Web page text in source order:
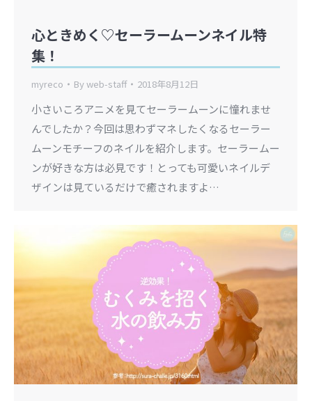
心ときめく♡セーラームーンネイル特
集！
myreco Byweb-staff 2018年8月12日
小さいころアニメを見てセーラームーンに憧れませ
んでしたか？今回は思わずマネしたくなるセーラー
ムーンモチーフのネイルを紹介します。セーラームー
ンが好きな方は必見です！とっても可愛いネイルデ
ザインは見ているだけで癒されますよ…